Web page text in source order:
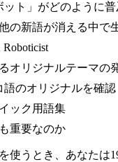
ット」がどのように
の新語が消える中で
Roboticist
オリジナルテーマの
語のオリジナルを確認
ック用語集
重要なのか
使うとき、あなたは